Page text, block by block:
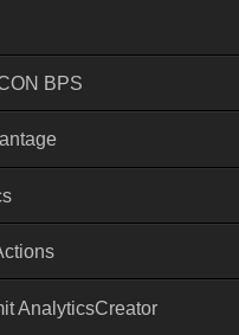
BPS
AnalyticsCreator